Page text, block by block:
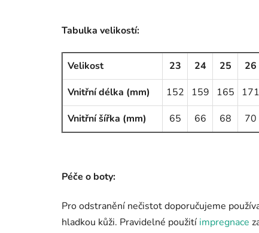
Tabulka velikostí:
Velikost 23 24 25 26
Vnitřní délka (mm)
152 159 165 171
Vnitřní šířka (mm)
65 66 68 70
Péče o boty:
Pro odstranění nečistot doporučujeme
hladkou kůži. Pravidelné použití impregnace